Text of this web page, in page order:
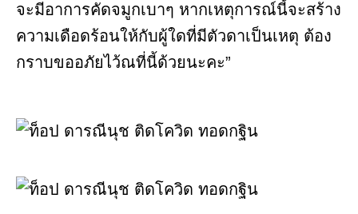
จะมีอาการคัดจมูกเบาๆ หากเหตุการณ์นี้จะสร้าง
ความเดือดร้อนให้กับผู้ใดที่มีตัวดาเป็นเหตุ ต้อง
กราบขออภัยไว้ณที่นี้ด้วยนะคะ”